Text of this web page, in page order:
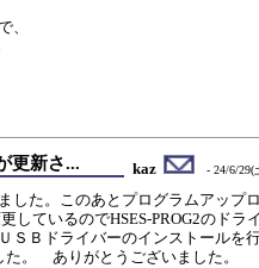
、
更新さ... kaz - 24/6/29(
した。このあとプログラムアップ
しているのでHSES-PROG2のドラ
Ｂドライバーのインストールを行
た。 ありがとうございました。